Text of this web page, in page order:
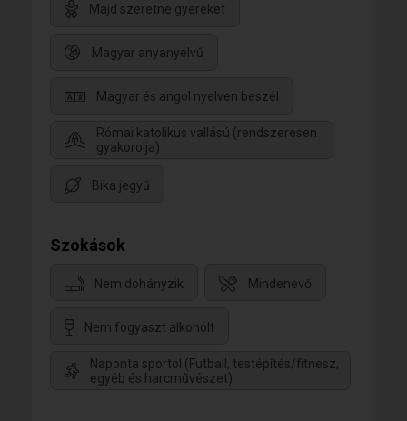
Majd szeretne gyereket
Magyar anyanyelvű
Magyar és angol nyelven beszél
Római katolikus vallású (rendszeresen
gyakorolja)
Bika jegyű
Szokások
Nem dohányzik Mindenevő
Nem fogyaszt alkoholt
Naponta sportol (Futball, testépítés/fitnesz,
egyéb és harcművészet)